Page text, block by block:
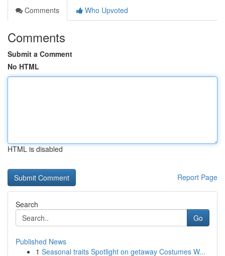
Comments
Who Upvoted
Comments
Submit a Comment
No HTML
HTML is disabled
Report Page
Search
Go
Published News
1 Seasonal traits Spotlight on getaway Costumes W...